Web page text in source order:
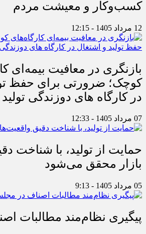
کسب‌وکار و معیشت مردم
12 مرداد 1405 - 12:15
بازنگری در معافیت بیمه‌ای
کوچک؛ ضرورتی برای حفظ
در کارگاه های دوزندگی
07 مرداد 1405 - 12:33
حمایت از تولید، با شناخت
بازار محقق می‌شود
05 مرداد 1405 - 9:13
پیگیری نظام‌مند مطالبات